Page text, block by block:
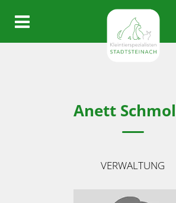
Anett
VERWALTUNG